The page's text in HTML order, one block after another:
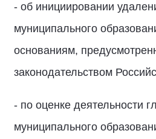
- об инициировании
муниципального
основаниям,
законодательством
- по оценке деятельности
муниципального